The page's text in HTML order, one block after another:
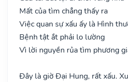
Mất của tìm chẳng thấy ra
Việc quan sự xấu ấy là Hình
Bệnh tật ắt phải lo lường
Vì lời nguyền rủa tìm phương
Đây là giờ Đại Hung, rất xấu.